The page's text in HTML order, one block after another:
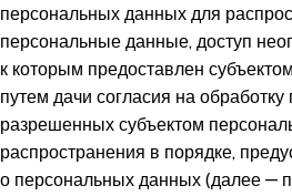
персональных данных для
персональные данные, доступ
к которым предоставлен
путем дачи согласия на
разрешенных субъектом
распространения в порядке,
о персональных данных (далее —